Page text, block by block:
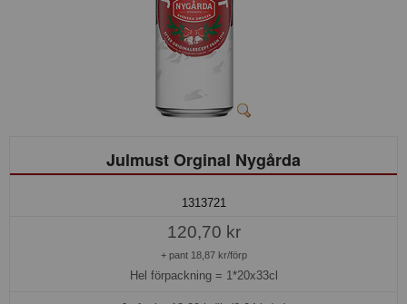
Julmust Orginal Nygårda
1313721
120,70 kr
+ pant 18,87 kr/förp
Hel förpackning = 1*20x33cl